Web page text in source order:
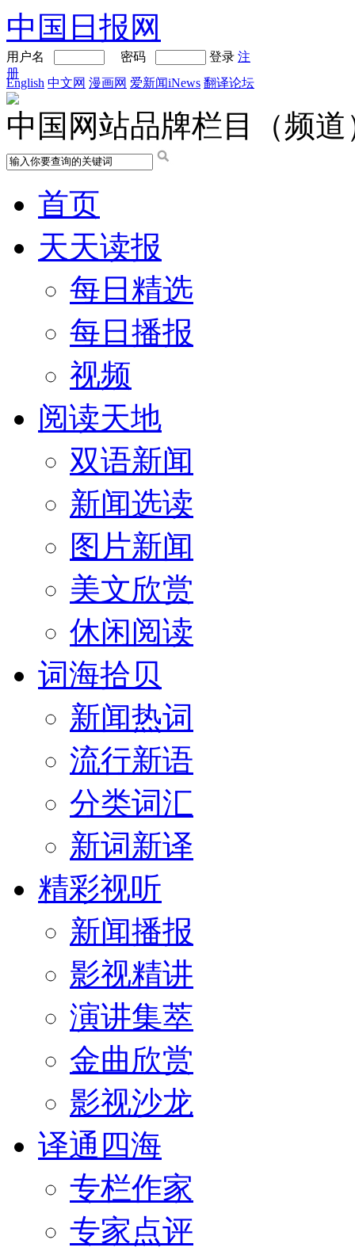
中国日报网
用户名 密码 登录 注
册
English 中文网 漫画网 爱新闻iNews 翻译论坛
中国网站品牌栏目（频道
首页
天天读报
每日精选
每日播报
视频
阅读天地
双语新闻
新闻选读
图片新闻
美文欣赏
休闲阅读
词海拾贝
新闻热词
流行新语
分类词汇
新词新译
精彩视听
新闻播报
影视精讲
演讲集萃
金曲欣赏
影视沙龙
译通四海
专栏作家
专家点评